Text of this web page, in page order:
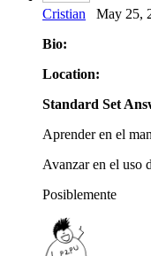
Cristian May 25,
Bio:
Location:
Standard Set
Aprender en el
Avanzar en el uso
Posiblemente